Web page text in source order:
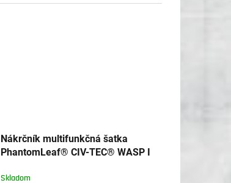
Nákrčník multifunkčná šatka
PhantomLeaf® CIV-TEC® WASP I
Skladom